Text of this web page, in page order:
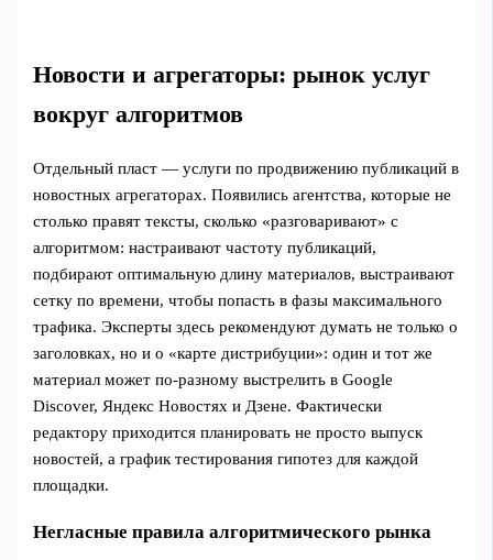
Новости и агрегаторы: рынок услуг
вокруг алгоритмов
Отдельный пласт — услуги по продвижению публикаций в
новостных агрегаторах. Появились агентства, которые не
столько правят тексты, сколько «разговаривают» с
алгоритмом: настраивают частоту публикаций,
подбирают оптимальную длину материалов, выстраивают
сетку по времени, чтобы попасть в фазы максимального
трафика. Эксперты здесь рекомендуют думать не только о
заголовках, но и о «карте дистрибуции»: один и тот же
материал может по‑разному выстрелить в Google
Discover, Яндекс Новостях и Дзене. Фактически
редактору приходится планировать не просто выпуск
новостей, а график тестирования гипотез для каждой
площадки.
Негласные правила алгоритмического рынка